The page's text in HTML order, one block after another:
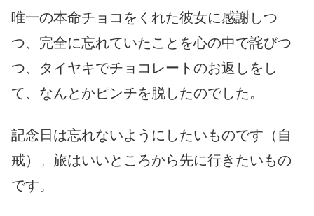
唯一の本命チョコをくれた彼女に感謝しつ
つ、完全に忘れていたことを心の中で詫びつ
つ、タイヤキでチョコレートのお返しをし
て、なんとかピンチを脱したのでした。
記念日は忘れないようにしたいものです（自
戒）。旅はいいところから先に行きたいもの
です。